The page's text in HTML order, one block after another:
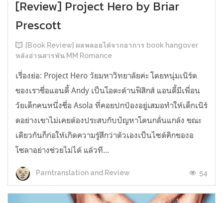
[Review] Project Hero by Briar
Prescott
[Book Review] ผลพลอยได้จากอาการ book hangover
หลังอ่านสารพัน MM Romance
เรื่องย่อ: Project Hero วัยมหาวิทยาลัยค่ะ โดยหนุ่มเนิร์ด
ของเราชื่อแอนดี้ Andy เป็นโอตะด้านฟิสิกส์ แอนดี้มีเพื่อน
วัยเด็กคนหนึ่งชื่อ Asola ที่คอยปกป้องอยู่เสมอทำให้เด็กเนิร์
ดอย่างเขาไม่เคยต้องประสบกับปัญหาโดนกลั่นแกล้ง ขณะ
เดียวกันก็ก่อให้เกิดความรู้สึกว่าตัวเองเป็นไซด์คิกของอ
โซลาอย่างช่วยไม่ได้ แล้วที...
Parntranslation and Review 54